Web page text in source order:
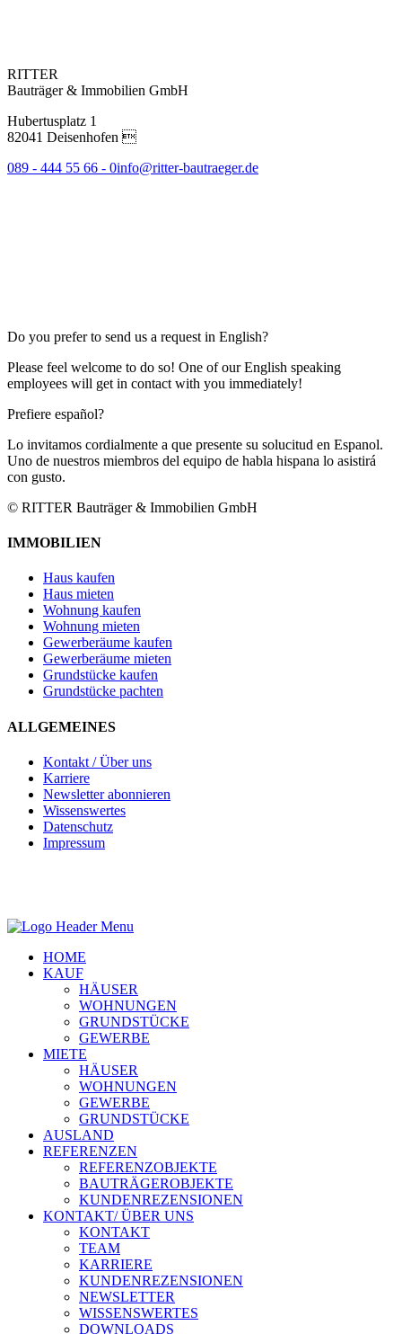
RITTER
Bauträger & Immobilien GmbH
Hubertusplatz 1
82041 Deisenhofen 
089 - 444 55 66 - 0info@ritter-bautraeger.de
Do you prefer to send us a request in English?
Please feel welcome to do so! One of our English speaking
employees will get in contact with you immediately!
Prefiere español?
Lo invitamos cordialmente a que presente su solucitud en Espanol.
Uno de nuestros miembros del equipo de habla hispana lo asistirá
con gusto.
© RITTER Bauträger & Immobilien GmbH
IMMOBILIEN
Haus kaufen
Haus mieten
Wohnung kaufen
Wohnung mieten
Gewerberäume kaufen
Gewerberäume mieten
Grundstücke kaufen
Grundstücke pachten
ALLGEMEINES
Kontakt / Über uns
Karriere
Newsletter abonnieren
Wissenswertes
Datenschutz
Impressum
HOME
KAUF
HÄUSER
WOHNUNGEN
GRUNDSTÜCKE
GEWERBE
MIETE
HÄUSER
WOHNUNGEN
GEWERBE
GRUNDSTÜCKE
AUSLAND
REFERENZEN
REFERENZOBJEKTE
BAUTRÄGEROBJEKTE
KUNDENREZENSIONEN
KONTAKT/ ÜBER UNS
KONTAKT
TEAM
KARRIERE
KUNDENREZENSIONEN
NEWSLETTER
WISSENSWERTES
DOWNLOADS